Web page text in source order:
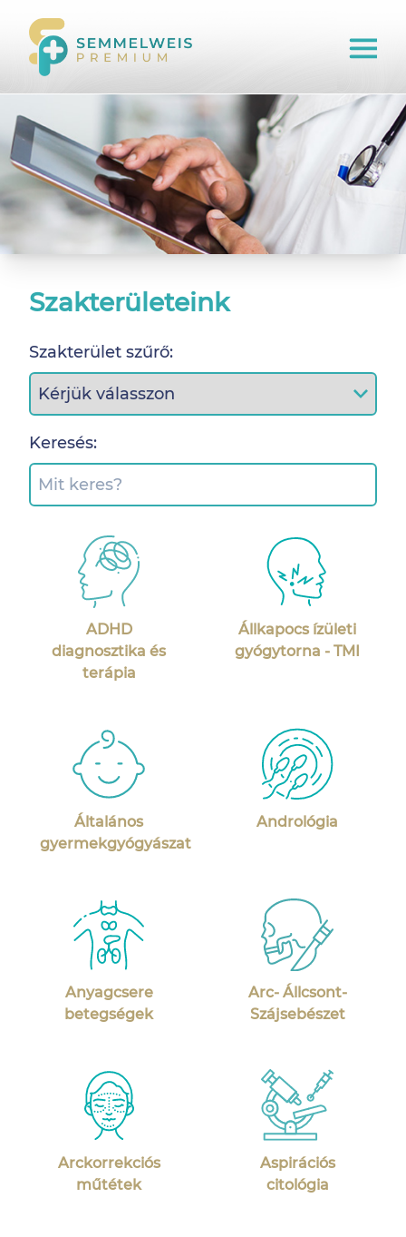
Szakterületeink
Szakterület szűrő:
Keresés:
ADHD
diagnosztika és
terápia
Állkapocs ízületi
gyógytorna - TMI
Általános
gyermekgyógyászat
Andrológia
Anyagcsere
betegségek
Arc- Állcsont-
Szájsebészet
Arckorrekciós
műtétek
Aspirációs
citológia